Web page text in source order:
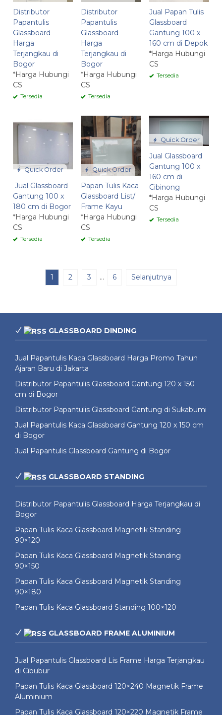
Distributor
Papantulis
Glassboard
Harga
Terjangkau di
Bogor
*Harga Hubungi
CS
Tersedia
Distributor
Papantulis
Glassboard
Harga
Terjangkau di
Bogor
*Harga Hubungi
CS
Tersedia
Jual Papan Tulis
Glassboard
Gantung 100 x
160 cm di Depok
*Harga Hubungi
CS
Tersedia
Quick Order
Jual Glassboard
Gantung 100 x
180 cm di Bogor
*Harga Hubungi
CS
Tersedia
Quick Order
Papan Tulis Kaca
Glassboard List/
Frame Kayu
*Harga Hubungi
CS
Tersedia
Quick Order
Jual Glassboard
Gantung 100 x
160 cm di
Cibinong
*Harga Hubungi
CS
Tersedia
1 2 3 … 6 Selanjutnya
GLASSBOARD DINDING
Jual Papantulis Kaca Glassboard Harga Promo Tahun
Ajaran Baru di Jakarta
Distributor Papantulis Glassboard Gantung 120 x 150
cm di Bogor
Distributor Papantulis Glassboard Gantung di Sukabumi
Jual Papantulis Kaca Glassboard Gantung 120 x 150 cm
di Bogor
Jual Papantulis Glassboard Gantung di Bogor
GLASSBOARD STANDING
Distributor Papantulis Glassboard Harga Terjangkau di
Bogor
Papan Tulis Kaca Glassboard Magnetik Standing
90×120
Papan Tulis Kaca Glassboard Magnetik Standing
90×150
Papan Tulis Kaca Glassboard Magnetik Standing
90×180
Papan Tulis Kaca Glassboard Standing 100×120
GLASSBOARD FRAME ALUMINIUM
Jual Papantulis Glassboard Lis Frame Harga Terjangkau
di Cibubur
Papan Tulis Kaca Glassboard 120×240 Magnetik Frame
Aluminium
Papan Tulis Kaca Glassboard 120×220 Magnetik Frame